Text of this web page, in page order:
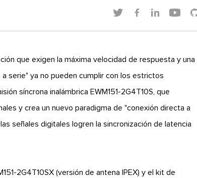
   
que exigen la máxima velocidad de respuesta y una
serie" ya no pueden cumplir con los estrictos
síncrona inalámbrica EWM151-2G4T10S, que
y crea un nuevo paradigma de "conexión directa a
señales digitales logren la sincronización de latencia
2G4T10SX (versión de antena IPEX) y el kit de